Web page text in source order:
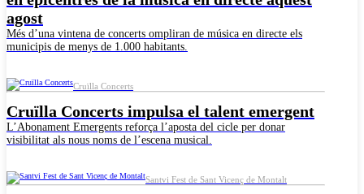
agost
Més d’una vintena de concerts ompliran de música en directe els
municipis de menys de 1.000 habitants.
Cruïlla Concerts
Cruïlla Concerts impulsa el talent emergent
L’Abonament Emergents reforça l’aposta del cicle per donar
visibilitat als nous noms de l’escena musical.
Santvi Fest de Sant Vicenç de Montalt